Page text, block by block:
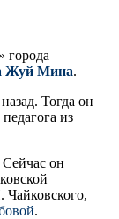
города
Жуй Мина.
Тогда он
из
он
Чайковского,
.